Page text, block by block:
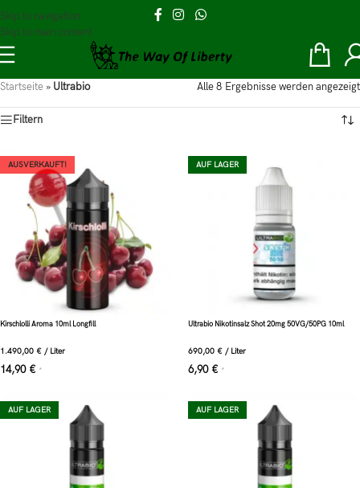
Skip to navigation
Skip to main content
Startseite » Ultrabio Alle 8 Ergebnisse werden angezeigt
Filtern
AUSVERKAUFT!
Kirschlolli Aroma 10ml Longfill
1.490,00 € / Liter
14,90 € *
AUF LAGER
Ultrabio Nikotinsalz Shot 20mg 50VG/50PG 10ml
690,00 € / Liter
6,90 € *
AUF LAGER AUF LAGER